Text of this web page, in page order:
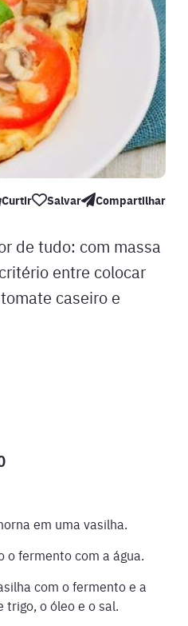
Curtir Salvar Compartilhar
de tudo: com massa
entre colocar
caseiro e
em uma vasilha.
o fermento com a água.
com o fermento e a
trigo, o óleo e o sal.